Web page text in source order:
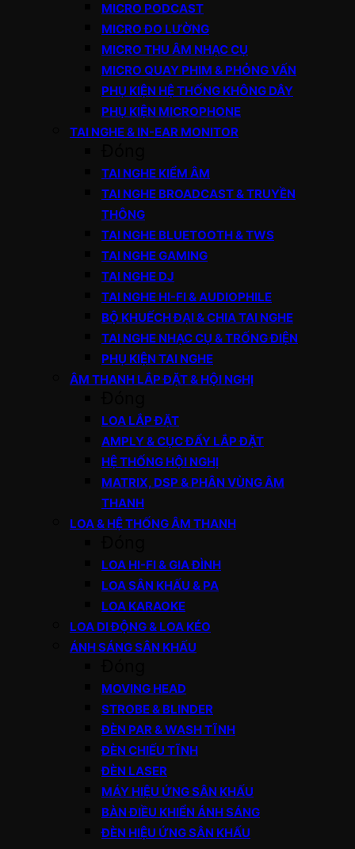
MICRO PODCAST
MICRO ĐO LƯỜNG
MICRO THU ÂM NHẠC CỤ
MICRO QUAY PHIM & PHỎNG VẤN
PHỤ KIỆN HỆ THỐNG KHÔNG DÂY
PHỤ KIỆN MICROPHONE
TAI NGHE & IN-EAR MONITOR
TAI NGHE KIỂM ÂM
TAI NGHE BROADCAST & TRUYỀN
THÔNG
TAI NGHE BLUETOOTH & TWS
TAI NGHE GAMING
TAI NGHE DJ
TAI NGHE HI-FI & AUDIOPHILE
BỘ KHUẾCH ĐẠI & CHIA TAI NGHE
TAI NGHE NHẠC CỤ & TRỐNG ĐIỆN
PHỤ KIỆN TAI NGHE
ÂM THANH LẮP ĐẶT & HỘI NGHỊ
LOA LẮP ĐẶT
AMPLY & CỤC ĐẨY LẮP ĐẶT
HỆ THỐNG HỘI NGHỊ
MATRIX, DSP & PHÂN VÙNG ÂM
THANH
LOA & HỆ THỐNG ÂM THANH
LOA HI-FI & GIA ĐÌNH
LOA SÂN KHẤU & PA
LOA KARAOKE
LOA DI ĐỘNG & LOA KÉO
ÁNH SÁNG SÂN KHẤU
MOVING HEAD
STROBE & BLINDER
ĐÈN PAR & WASH TĨNH
ĐÈN CHIẾU TĨNH
ĐÈN LASER
MÁY HIỆU ỨNG SÂN KHẤU
BÀN ĐIỀU KHIỂN ÁNH SÁNG
ĐÈN HIỆU ỨNG SÂN KHẤU